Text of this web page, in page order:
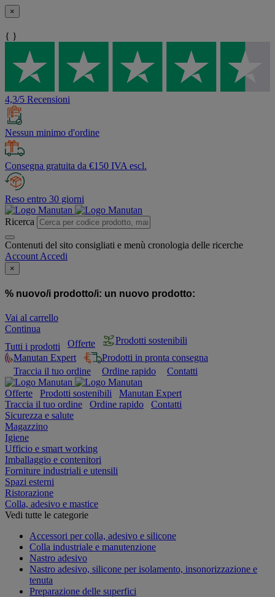
×
{ }
4,3/5 Recensioni
Nessun minimo d'ordine
Consegna gratuita da €150 IVA escl.
Reso entro 30 giorni
Ricerca
Contenuti del sito consigliati e menù cronologia delle ricerche
Account Accedi
×
% nuovo/i prodotto/i: un nuovo prodotto:
Vai al carrello
Continua
Tutti i prodotti
Offerte
Prodotti sostenibili
Manutan Expert
Prodotti in pronta consegna
Traccia il tuo ordine
Ordine rapido Contatti
Offerte Prodotti sostenibili
Manutan Expert
Traccia il tuo ordine
Ordine rapido
Contatti
Sicurezza e salute
Magazzino
Igiene
Ufficio e smart working
Imballaggio e contenitori
Forniture industriali e utensili
Spazi esterni
Ristorazione
Colla, adesivo e mastice
Vedi tutte le categorie
Accessori per colla, adesivo e silicone
Colla industriale e manutenzione
Nastro adesivo
Nastro adesivo, silicone per isolamento, insonorizzazione e
tenuta
Preparazione delle superfici